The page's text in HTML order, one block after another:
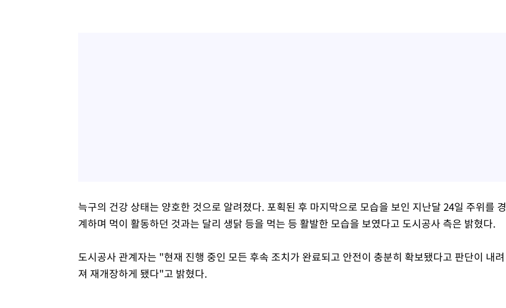
늑구의 건강 상태는 양호한 것으로 알려졌다. 포획된 후 마지막으로 모습을 보인 지난달 24일 주위를 경
계하며 먹이 활동하던 것과는 달리 생닭 등을 먹는 등 활발한 모습을 보였다고 도시공사 측은 밝혔다.
도시공사 관계자는 "현재 진행 중인 모든 후속 조치가 완료되고 안전이 충분히 확보됐다고 판단이 내려
져 재개장하게 됐다"고 밝혔다.